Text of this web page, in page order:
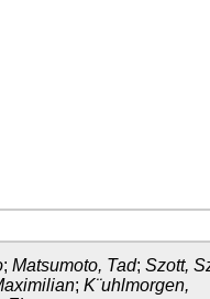
; Matsumoto, Tad; Szott,
; K¨uhlmorgen,